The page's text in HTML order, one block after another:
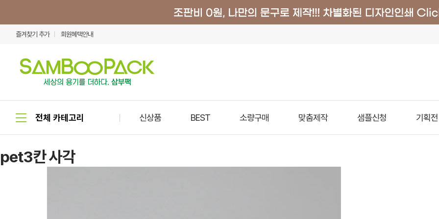
즐겨찾기 추가 회원혜택안내
신상품 BEST 소량구매 맞춤제작 샘플신청 기획전
pet3칸 사각